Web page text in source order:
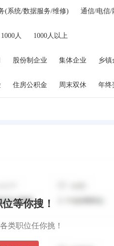
(系统/数据服务/维修) 通信/电信/
珠宝/奢侈品/收藏品
场推广/会展 影视/媒体/艺术/文化
美容/保健 生活服务(维修/
原材料和加工 环保 政府/公共
人 1000人以上
股份制企业 集体企业 乡镇
住房公积金 周末双休 年终
温津贴 班车接送 通信补贴
等你搜！
类职位任你挑！